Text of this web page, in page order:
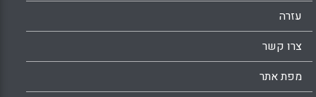
עזרה
צרו קשר
מפת אתר